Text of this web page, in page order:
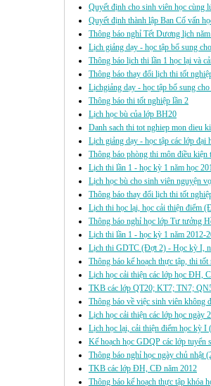
Quyết định cho sinh viên học cùng
Quyết định thành lập Ban Cố vấn
Thông báo nghỉ Tết Dương lịch
Lịch giảng dạy - học tập bổ sung
Thông báo lịch thi lần 1 học lại và
Thông báo thay đổi lịch thi tốt
Lịchgiảng dạy - học tập bổ sung
Thông báo thi tốt nghiệp lần 2
Lịch học bù của lớp BH20
Danh sach thi tot nghiep mon dieu
Lịch giảng dạy - học tập các lớp đại
Thông báo phòng thi môn điều
Lịch thi lần 1 - học kỳ 1 năm học
Lịch học bù cho sinh viên nguyện
Thông báo thay đổi lịch thi tốt
Lịch thi học lại, học cải thiện điểm
Thông báo nghỉ học lớp Tư tưởng
Lịch thi lần 1 - học kỳ 1 năm 2012-
Lịch thi GDTC (Đợt 2) - Học kỳ I,
Thông báo kế hoạch thực tập, thi
Lịch học cải thiện các lớp học ĐH,
TKB các lớp QT20; KT7; TN7;
Thông báo về việc sinh viên không
Lịch học cải thiện các lớp học ngày
Lịch học lại, cải thiện điểm học kỳ I
Kế hoạch học GDQP các lớp tuyển
Thông báo nghỉ học ngày chủ
TKB các lớp ĐH, CĐ năm 2012
Thông báo kế hoạch thực tập